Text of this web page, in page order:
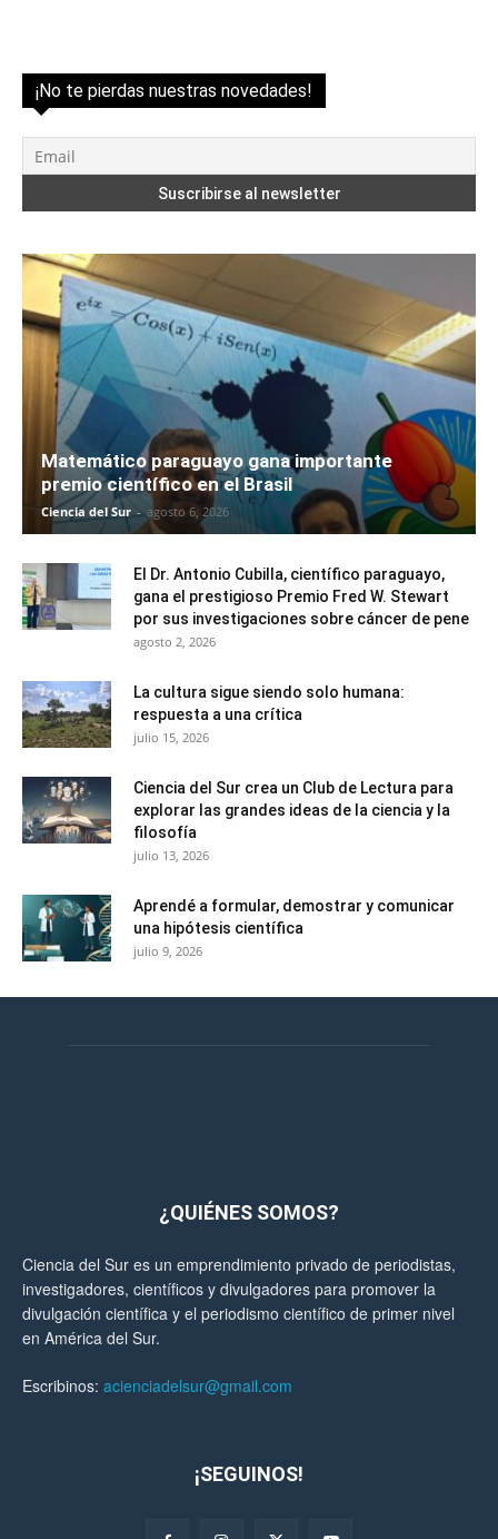
¡No te pierdas nuestras novedades!
Matemático paraguayo gana importante
premio científico en el Brasil
Ciencia del Sur - agosto 6, 2026
El Dr. Antonio Cubilla, científico paraguayo,
gana el prestigioso Premio Fred W. Stewart
por sus investigaciones sobre cáncer de pene
agosto 2, 2026
La cultura sigue siendo solo humana:
respuesta a una crítica
julio 15, 2026
Ciencia del Sur crea un Club de Lectura para
explorar las grandes ideas de la ciencia y la
filosofía
julio 13, 2026
Aprendé a formular, demostrar y comunicar
una hipótesis científica
julio 9, 2026
¿QUIÉNES SOMOS?
Ciencia del Sur es un emprendimiento privado de periodistas,
investigadores, científicos y divulgadores para promover la
divulgación científica y el periodismo científico de primer nivel
en América del Sur.
Escribinos: acienciadelsur@gmail.com
¡SEGUINOS!